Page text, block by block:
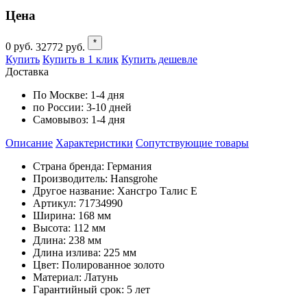
Цена
0 руб. 32772 руб. *
Купить Купить в 1 клик Купить дешевле
Доставка
По Москве: 1-4 дня
по России: 3-10 дней
Самовывоз: 1-4 дня
Описание Характеристики Cопутствующие товары
Страна бренда: Германия
Производитель: Hansgrohe
Другое название: Хансгро Талис Е
Артикул: 71734990
Ширина: 168 мм
Высота: 112 мм
Длина: 238 мм
Длина излива: 225 мм
Цвет: Полированное золото
Материал: Латунь
Гарантийный срок: 5 лет